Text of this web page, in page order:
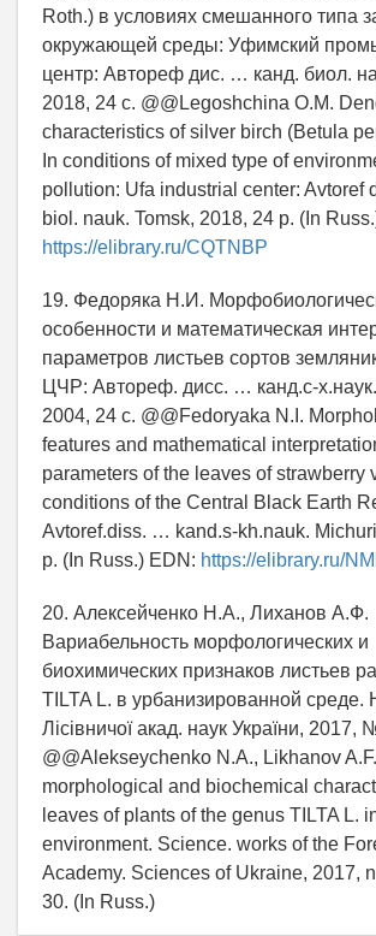
Roth.) в условиях смешанного типа
окружающей среды: Уфимский
центр: Автореф диc. … канд. биол.
2018, 24 с. @@Legoshchina O.M.
characteristics of silver birch (Betula
In conditions of mixed type of
pollution: Ufa industrial center: Avtoref
biol. nauk. Tomsk, 2018, 24 p. (In
https://elibrary.ru/CQTNBP
19. Федоряка Н.И.
особенности и математическая
параметров листьев сортов
ЦЧР: Автореф. дисс. … канд.с-
2004, 24 с. @@Fedoryaka N.I.
features and mathematical
parameters of the leaves of strawberry
conditions of the Central Black Earth
Avtoref.diss. … kand.s-kh.nauk.
p. (In Russ.) EDN: https://elibrary.ru/
20. Алексейченко Н.А., Лиханов А.Ф.
Вариабельность морфологических и
биохимических признаков листьев
TILTA L. в урбанизированной среде.
Лісівничої акад. наук України, 2017,
@@Alekseychenko N.A., Likhanov
morphological and biochemical
leaves of plants of the genus TILTA L.
environment. Science. works of the
Academy. Sciences of Ukraine, 2017,
30. (In Russ.)